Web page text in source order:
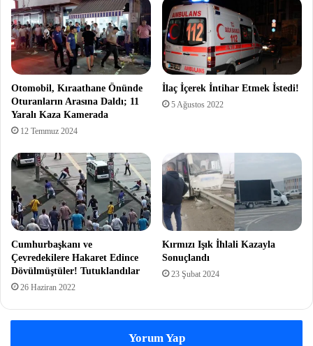
Otomobil, Kıraathane Önünde
Oturanların Arasına Daldı; 11
Yaralı Kaza Kamerada
12 Temmuz 2024
İlaç İçerek İntihar Etmek İstedi!
5 Ağustos 2022
Cumhurbaşkanı ve
Çevredekilere Hakaret Edince
Dövülmüştüler! Tutuklandılar
26 Haziran 2022
Kırmızı Işık İhlali Kazayla
Sonuçlandı
23 Şubat 2024
Yorum Yap